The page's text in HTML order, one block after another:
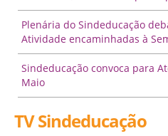
Plenária do Sindeducação
Atividade encaminhadas à
Sindeducação convoca para
Maio
TV Sindeducação